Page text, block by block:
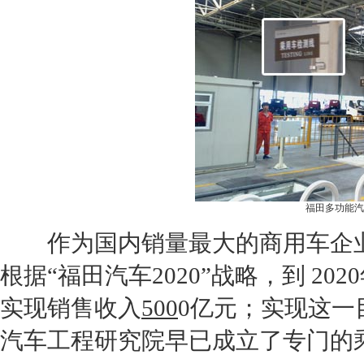
福田多功能
作为国内销量最大的商用车企
根据“福田汽车2020”战略，到
实现销售收入5000亿元；实现这
汽车工程研究院早已成立了专门